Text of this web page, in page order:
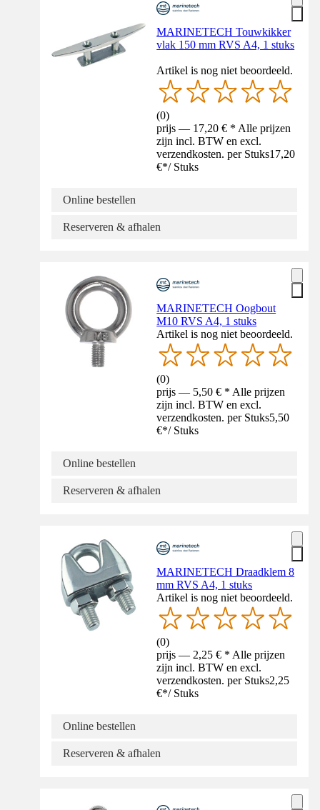
MARINETECH Touwkikker
vlak 150 mm RVS A4, 1 stuks
Artikel is nog niet beoordeeld.
(0)
prijs — 17,20 € * Alle prijzen
zijn incl. BTW en excl.
verzendkosten. per Stuks17,20
€*/ Stuks
Online bestellen
Reserveren & afhalen
MARINETECH Oogbout
M10 RVS A4, 1 stuks
Artikel is nog niet beoordeeld.
(0)
prijs — 5,50 € * Alle prijzen
zijn incl. BTW en excl.
verzendkosten. per Stuks5,50
€*/ Stuks
Online bestellen
Reserveren & afhalen
MARINETECH Draadklem 8
mm RVS A4, 1 stuks
Artikel is nog niet beoordeeld.
(0)
prijs — 2,25 € * Alle prijzen
zijn incl. BTW en excl.
verzendkosten. per Stuks2,25
€*/ Stuks
Online bestellen
Reserveren & afhalen